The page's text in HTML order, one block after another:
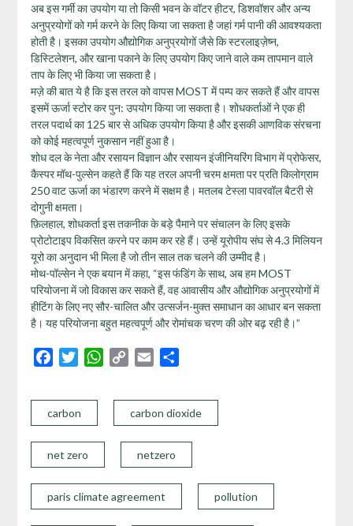
अब इस गर्मी का उपयोग या तो किसी भवन के वॉटर हीटर, डिशवॉशर और अन्य
अनुप्रयोगों को गर्म करने के लिए किया जा सकता है जहां गर्म पानी की आवश्यकता
होती है। इसका उपयोग औद्योगिक अनुप्रयोगों जैसे कि स्टरलाइज़ेष्न,
डिस्टिलेशन, और खाना पकाने के लिए उपयोग किए जाने वाले कम तापमान वाले
ताप के लिए भी किया जा सकता है।
मज़े की बात ये है कि इस तरल को वापस MOST में पम्प कर सकते हैं और वापस
इसमें ऊर्जा स्टोर कर पुन: उपयोग किया जा सकता है। शोधकर्ताओं ने एक ही
तरल पदार्थ का 125 बार से अधिक उपयोग किया है और इसकी आणविक संरचना
को कोई महत्वपूर्ण नुकसान नहीं हुआ है।
शोध दल के नेता और रसायन विज्ञान और रसायन इंजीनियरिंग विभाग में प्रोफेसर,
कैस्पर मॉथ-पुल्सेन कहते हैं कि यह तरल अपनी चरम क्षमता पर प्रति किलोग्राम
250 वाट ऊर्जा का भंडारण करने में सक्षम है। मतलब टेस्ला पावरवॉल बैटरी से
दोगुनी क्षमता।
फ़िलहाल, शोधकर्ता इस तकनीक के बड़े पैमाने पर संचालन के लिए इसके
प्रोटोटाइप विकसित करने पर काम कर रहे हैं। उन्हें यूरोपीय संघ से 4.3 मिलियन
यूरो का अनुदान भी मिला है जो तीन साल तक चलने की उम्मीद है।
मोथ-पॉल्सेन ने एक बयान में कहा, “इस फंडिंग के साथ, अब हम MOST
परियोजना में जो विकास कर सकते हैं, वह आवासीय और औद्योगिक अनुप्रयोगों में
हीटिंग के लिए नए सौर-चालित और उत्सर्जन-मुक्त समाधान का आधार बन सकता
है। यह परियोजना बहुत महत्वपूर्ण और रोमांचक चरण की ओर बढ़ रही है।”
FacebookTwitterWhatsApp
Copy
Email
carbon carbon dioxide
net zero netzero
paris climate agreement pollution